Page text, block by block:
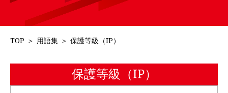
TOP ＞ 用語集 ＞ 保護等級（IP）
保護等級（IP）